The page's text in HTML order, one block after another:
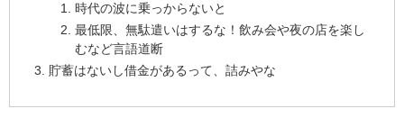
時代の波に乗っからないと
最低限、無駄遣いはするな！飲み会や夜の店を楽し
むなど言語道断
貯蓄はないし借金があるって、詰みやな